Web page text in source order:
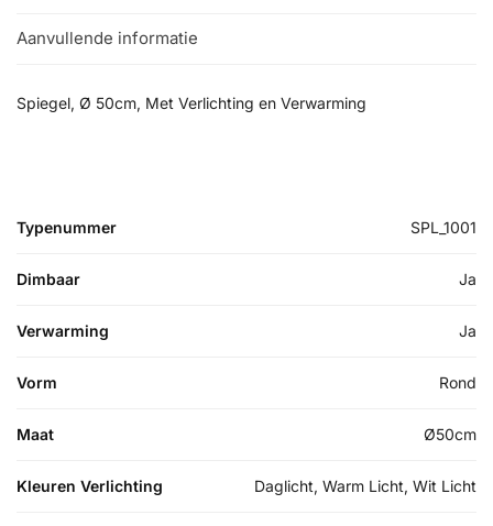
Aanvullende informatie
Spiegel, Ø 50cm, Met Verlichting en Verwarming
Typenummer SPL_1001
Dimbaar Ja
Verwarming Ja
Vorm Rond
Maat Ø50cm
Kleuren Verlichting Daglicht, Warm Licht, Wit Licht